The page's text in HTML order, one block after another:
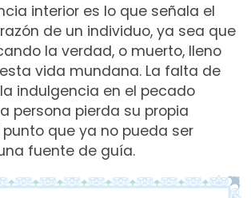
interior es lo que señala el
de un individuo, ya sea que
la verdad, o muerto, lleno
vida mundana. La falta de
indulgencia en el pecado
persona pierda su propia
que ya no pueda ser
fuente de guía.